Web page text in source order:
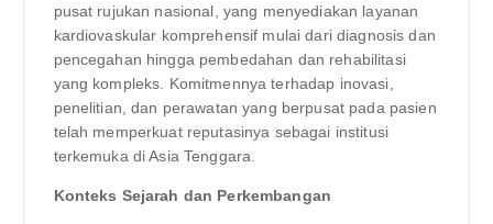
pusat rujukan nasional, yang menyediakan layanan
kardiovaskular komprehensif mulai dari diagnosis dan
pencegahan hingga pembedahan dan rehabilitasi
yang kompleks. Komitmennya terhadap inovasi,
penelitian, dan perawatan yang berpusat pada pasien
telah memperkuat reputasinya sebagai institusi
terkemuka di Asia Tenggara.
Konteks Sejarah dan Perkembangan